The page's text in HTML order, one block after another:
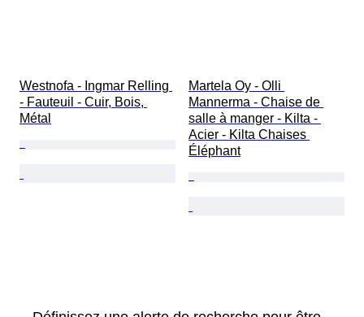
Westnofa - Ingmar Relling
- Fauteuil - Cuir, Bois,
Métal
Martela Oy - Olli
Mannerma - Chaise de
salle à manger - Kilta -
Acier - Kilta Chaises
Éléphant